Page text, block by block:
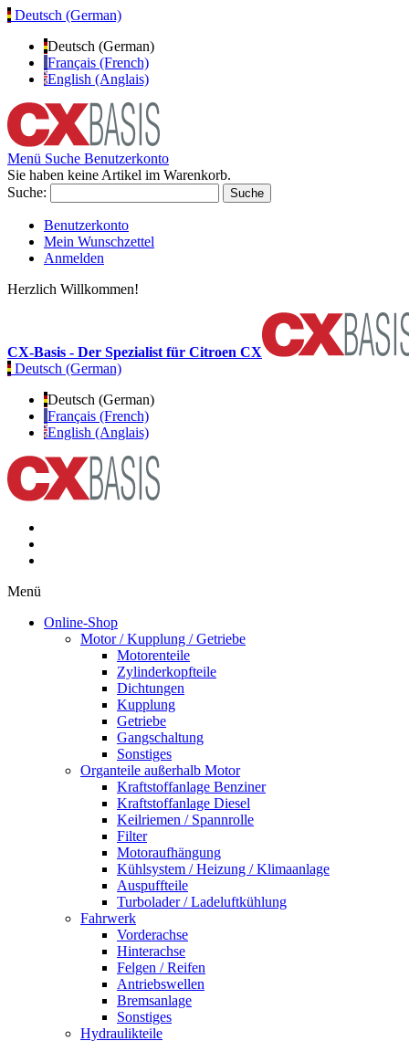
Deutsch (German)
Deutsch (German)
Français (French)
English (Anglais)
Menü Suche Benutzerkonto
Sie haben keine Artikel im Warenkorb.
Suche:
Suche
Benutzerkonto
Mein Wunschzettel
Anmelden
Herzlich Willkommen!
CX-Basis - Der Spezialist für Citroen CX
Deutsch (German)
Deutsch (German)
Français (French)
English (Anglais)
Menü
Online-Shop
Motor / Kupplung / Getriebe
Motorenteile
Zylinderkopfteile
Dichtungen
Kupplung
Getriebe
Gangschaltung
Sonstiges
Organteile außerhalb Motor
Kraftstoffanlage Benziner
Kraftstoffanlage Diesel
Keilriemen / Spannrolle
Filter
Motoraufhängung
Kühlsystem / Heizung / Klimaanlage
Auspuffteile
Turbolader / Ladeluftkühlung
Fahrwerk
Vorderachse
Hinterachse
Felgen / Reifen
Antriebswellen
Bremsanlage
Sonstiges
Hydraulikteile